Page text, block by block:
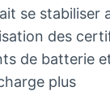
se stabiliser
des
de batterie
plus